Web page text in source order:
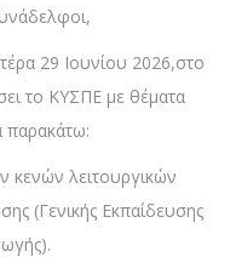
29 Ιουνίου 2026,στο
το ΚΥΣΠΕ με θέματα
παρακάτω:
κενών λειτουργικών
(Γενικής Εκπαίδευσης